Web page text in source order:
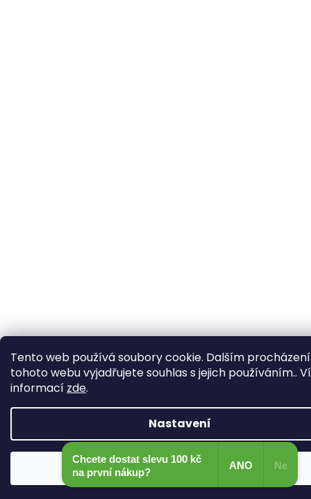
Tento web používá soubory cookie. Dalším
tohoto webu vyjadřujete souhlas s jejich používáním..
informací zde.
Nastavení
Souhlasím
Chcete dostat slevu 100 kč
na první nákup?​
ANO Ne